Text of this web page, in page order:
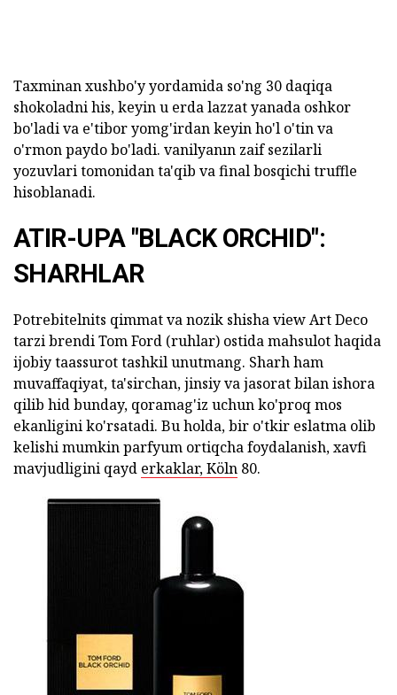
Taxminan xushbo'y yordamida so'ng 30 daqiqa
shokoladni his, keyin u erda lazzat yanada oshkor
bo'ladi va e'tibor yomg'irdan keyin ho'l o'tin va
o'rmon paydo bo'ladi. vanilyanın zaif sezilarli
yozuvlari tomonidan ta'qib va final bosqichi truffle
hisoblanadi.
ATIR-UPA "BLACK ORCHID":
SHARHLAR
Potrebitelnits qimmat va nozik shisha view Art Deco
tarzi brendi Tom Ford (ruhlar) ostida mahsulot haqida
ijobiy taassurot tashkil unutmang. Sharh ham
muvaffaqiyat, ta'sirchan, jinsiy va jasorat bilan ishora
qilib hid bunday, qoramag'iz uchun ko'proq mos
ekanligini ko'rsatadi. Bu holda, bir o'tkir eslatma olib
kelishi mumkin parfyum ortiqcha foydalanish, xavfi
mavjudligini qayd erkaklar, Köln 80.